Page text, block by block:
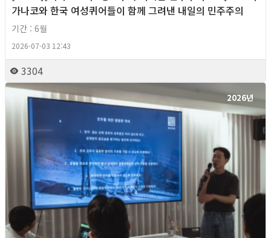
가나코와 한국 여성퀴어들이 함께 그려낸 내일의 민주주의
기간 : 6월
2026-07-03 12:43
3304
2026년